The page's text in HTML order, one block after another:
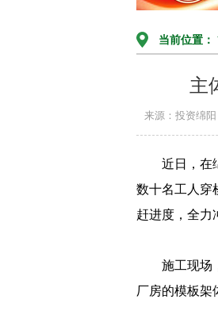
当前位置：
主
来源：投资绵阳
近日，在
数十名工人穿
赶进度，全力
施工现场
厂房的模板架